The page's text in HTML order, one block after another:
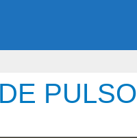
PULSO